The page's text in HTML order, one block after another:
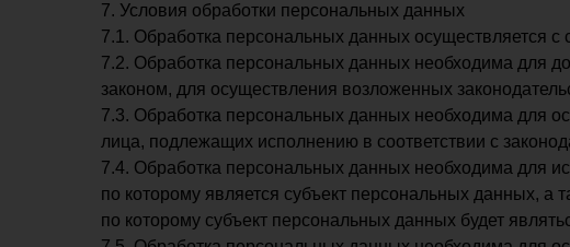
7. Условия обработки персональных данных
7.1. Обработка персональных данных осуществляется
7.2. Обработка персональных данных необходима для
законом, для осуществления возложенных
7.3. Обработка персональных данных необходима для
лица, подлежащих исполнению в соответствии с
7.4. Обработка персональных данных необходима для
по которому является субъект персональных данных, а
по которому субъект персональных данных будет